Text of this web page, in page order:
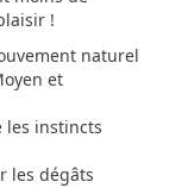
!
naturel
et
les instincts
les dégâts